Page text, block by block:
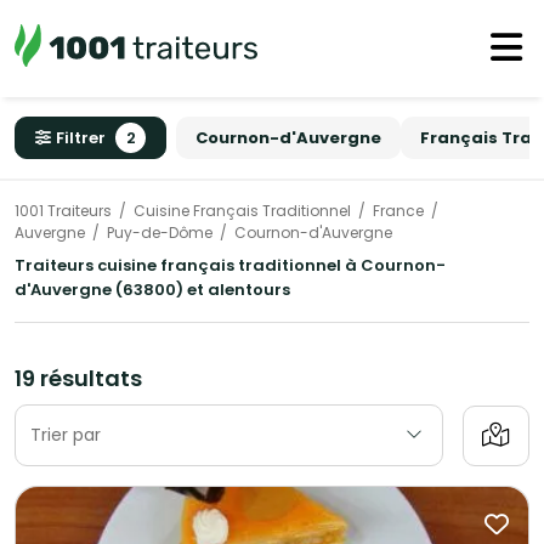
Filtrer 2 Cournon-d'Auvergne Français
1001 Traiteurs Cuisine Français Traditionnel
France
Auvergne
Puy-de-Dôme Cournon-d'Auvergne
Traiteurs cuisine français traditionnel à Cournon-
d'Auvergne (63800) et alentours
19 résultats
Trier par